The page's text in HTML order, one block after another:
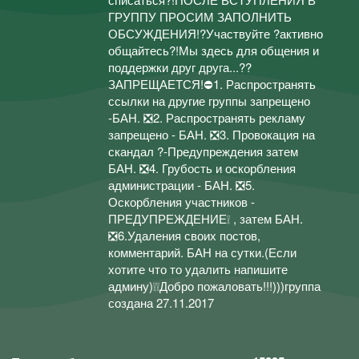
ГРУППУ ПРОСИМ ЗАПОЛНИТЬ
ОБСУЖДЕНИЯ!?Участвуйте ?активно
общайтесь?!Мы здесь для общения и
поддержки друг друга...??
ЗАПРЕЩАЕТСЯ!⛔1. Распространять
ссылки на другие группы запрещено
-БАН. ❎2. Распространять рекламу
запрещено - БАН. ❎3. Провокация на
скандал ?-Предупреждения затем
БАН. ❎4. Грубость и оскорбления
администрации - БАН. ❎5.
Оскорбления участников -
ПРЕДУПРЕЖДЕНИЕ❕ , затем БАН.
❎6.Удаления своих постов,
комментарий. БАН на сутки.(Если
хотите что то удалить напишите
админу)❕❕Добро пожаловать!!!)))группа
создана 27.11.2017